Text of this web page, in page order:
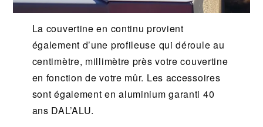
La couvertine en continu provient
également d’une profileuse qui déroule au
centimètre, millimètre près votre couvertine
en fonction de votre mûr. Les accessoires
sont également en aluminium garanti 40
ans DAL’ALU.